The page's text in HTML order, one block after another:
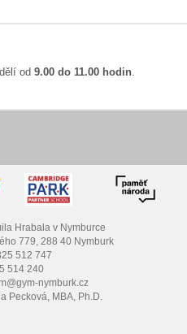
od 9.00 do 11.00 hodin
Hrabala v Nymburce
779, 288 40 Nymburk
512 747
514 240
nymburk.cz
Pecková, MBA, Ph.D.